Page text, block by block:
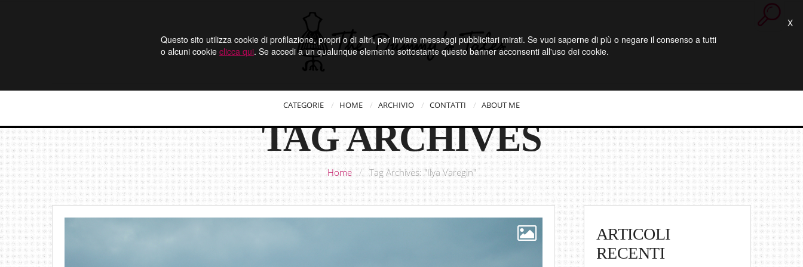
Questo sito utilizza cookie di profilazione, propri o di altri, per inviare messaggi pubblicitari mirati. Se vuoi saperne di più o negare il consenso a tutti
o alcuni cookie clicca qui. Se accedi a un qualunque elemento sottostante questo banner acconsenti all'uso dei cookie.
X
CATEGORIE HOME ARCHIVIO CONTATTI ABOUT ME
TAG ARCHIVES
Home / Tag Archives: "Ilya Varegin"
ARTICOLI
RECENTI